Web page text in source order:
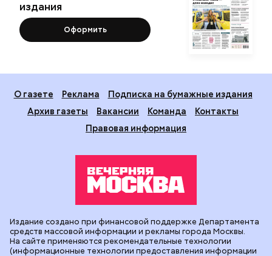
издания
Оформить
О газете Реклама
Подписка на бумажные издания
Архив газеты
Вакансии Команда
Контакты
Правовая информация
Издание создано при финансовой поддержке Департамента
средств массовой информации и рекламы города Москвы.
На сайте применяются рекомендательные технологии
(информационные технологии предоставления информации